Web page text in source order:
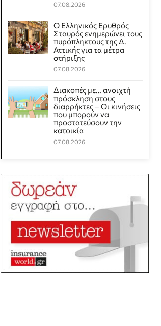
07.08.2026
Ο Ελληνικός Ερυθρός
Σταυρός ενημερώνει τους
πυρόπληκτους της Δ.
Αττικής για τα μέτρα
στήριξης
07.08.2026
Διακοπές με… ανοιχτή
πρόσκληση στους
διαρρήκτες – Οι κινήσεις
που μπορούν να
προστατεύσουν την
κατοικία
07.08.2026